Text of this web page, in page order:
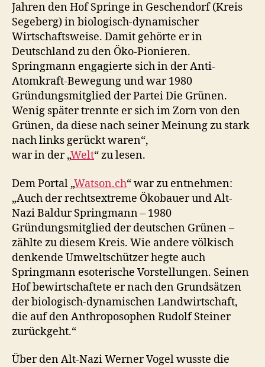
Jahren den Hof Springe in Geschendorf (Kreis
Segeberg) in biologisch-dynamischer
Wirtschaftsweise. Damit gehörte er in
Deutschland zu den Öko-Pionieren.
Springmann engagierte sich in der Anti-
Atomkraft-Bewegung und war 1980
Gründungsmitglied der Partei Die Grünen.
Wenig später trennte er sich im Zorn von den
Grünen, da diese nach seiner Meinung zu stark
nach links gerückt waren“,
war in der „Welt“ zu lesen.
Dem Portal „Watson.ch“ war zu entnehmen:
„Auch der rechtsextreme Ökobauer und Alt-
Nazi Baldur Springmann – 1980
Gründungsmitglied der deutschen Grünen –
zählte zu diesem Kreis. Wie andere völkisch
denkende Umweltschützer hegte auch
Springmann esoterische Vorstellungen. Seinen
Hof bewirtschaftete er nach den Grundsätzen
der biologisch-dynamischen Landwirtschaft,
die auf den Anthroposophen Rudolf Steiner
zurückgeht.“
Über den Alt-Nazi Werner Vogel wusste die